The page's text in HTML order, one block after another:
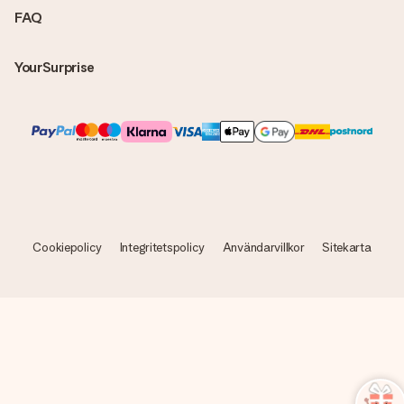
FAQ
YourSurprise
Cookiepolicy Integritetspolicy Användarvillkor Sitekarta